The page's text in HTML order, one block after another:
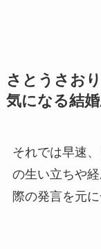
さとうさお
気になる結
それでは早速
の生い立ちや
際の発言を元